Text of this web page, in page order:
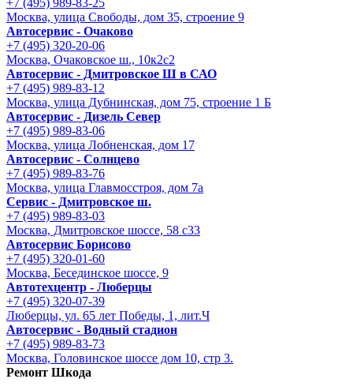
Москва, улица Свободы, дом 35, строение 9
Автосервис - Очаково
+7 (495) 320-20-06
Москва, Очаковское ш., 10к2с2
Автосервис - Дмитровское Ш в САО
+7 (495) 989-83-12
Москва, улица Дубнинская, дом 75, строение 1 Б
Автосервис - Дизель Север
+7 (495) 989-83-06
Москва, улица Лобненская, дом 17
Автосервис - Солнцево
+7 (495) 989-83-76
Москва, улица Главмосстроя, дом 7а
Сервис - Дмитровское ш.
+7 (495) 989-83-03
Москва, Дмитровское шоссе, 58 с33
Автосервис Борисово
+7 (495) 320-01-60
Москва, Бесединское шоссе, 9
Автотехцентр - Люберцы
+7 (495) 320-07-39
Люберцы, ул. 65 лет Победы, 1, лит.Ч
Автосервис - Водный стадион
+7 (495) 989-83-73
Москва, Головинское шоссе дом 10, стр 3.
Ремонт Шкода